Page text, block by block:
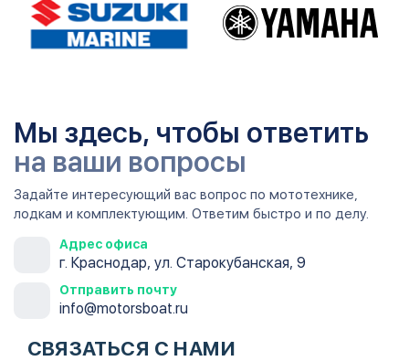
Мы здесь, чтобы ответить
на ваши вопросы
Задайте интересующий вас вопрос по мототехнике,
лодкам и комплектующим. Ответим быстро и по делу.
Адрес офиса
г. Краснодар, ул. Старокубанская, 9
Отправить почту
info@motorsboat.ru
СВЯЗАТЬСЯ С НАМИ